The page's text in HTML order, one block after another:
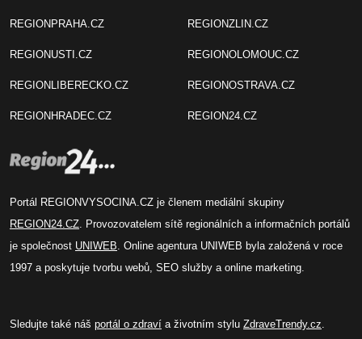
REGIONPRAHA.CZ
REGIONUSTI.CZ
REGIONLIBERECKO.CZ
REGIONHRADEC.CZ
REGIONZLIN.CZ
REGIONOLOMOUC.CZ
REGIONOSTRAVA.CZ
REGION24.CZ
Portál REGIONVYSOCINA.CZ je členem mediální skupiny
REGION24.CZ . Provozovatelem sítě regionálních a informačních portálů
je společnost UNIWEB . Online agentura UNIWEB byla založená v roce
1997 a poskytuje tvorbu webů, SEO služby a online marketing.
Sledujte také náš portál o zdraví a životním stylu ZdraveTrendy.cz